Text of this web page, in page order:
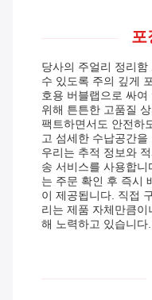
포
당사의 주얼리 정리
수 있도록 주의 깊게
호용 버블랩으로 싸
위해 튼튼한 고품질
팩트하면서도 안전하
고 섬세한 수납공간을
우리는 추적 정보와
송 서비스를 사용합
는 주문 확인 후 즉시
이 제공됩니다. 직접
리는 제품 자체만큼
해 노력하고 있습니다.